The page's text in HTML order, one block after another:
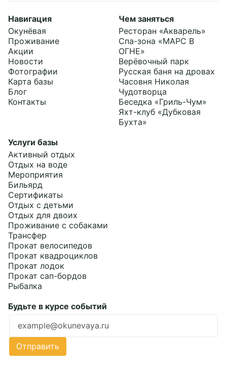
Подробнее
Навигация
Окунёвая
Проживание
Акции
Новости
Фотографии
Карта базы
Блог
Контакты
Чем заняться
Ресторан «Акварель»
Спа-зона «МАРС В
ОГНЕ»
Верёвочный парк
Русская баня на дровах
Часовня Николая
Чудотворца
Беседка «Гриль-Чум»
Яхт-клуб «Дубковая
Бухта»
Услуги базы
Активный отдых
Отдых на воде
Мероприятия
Бильярд
Сертификаты
Отдых с детьми
Отдых для двоих
Проживание с собаками
Трансфер
Прокат велосипедов
Прокат квадроциклов
Прокат лодок
Прокат сап-бордов
Рыбалка
Будьте в курсе событий
Ошибка заполнения
Отправить